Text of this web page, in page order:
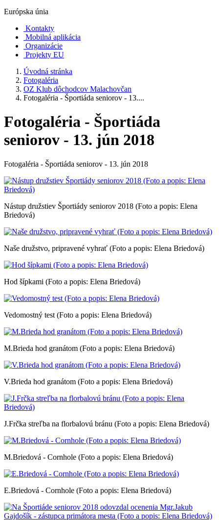
Európska únia
Kontakty
Mobilná aplikácia
Organizácie
Projekty EU
Úvodná stránka
Fotogaléria
OZ Klub dôchodcov Malachovčan
Fotogaléria - Športiáda seniorov - 13....
Fotogaléria - Športiáda
seniorov - 13. jún 2018
Fotogaléria - Športiáda seniorov - 13. jún 2018
Nástup družstiev Športiády seniorov 2018 (Foto a popis: Elena
Briedová)
Naše družstvo, pripravené vyhrať (Foto a popis: Elena Briedová)
Hod šípkami (Foto a popis: Elena Briedová)
Vedomostný test (Foto a popis: Elena Briedová)
M.Brieda hod granátom (Foto a popis: Elena Briedová)
V.Brieda hod granátom (Foto a popis: Elena Briedová)
J.Frčka streľba na florbalovú bránu (Foto a popis: Elena Briedová)
M.Briedová - Cornhole (Foto a popis: Elena Briedová)
E.Briedová - Cornhole (Foto a popis: Elena Briedová)